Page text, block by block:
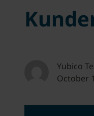
Yubico
October